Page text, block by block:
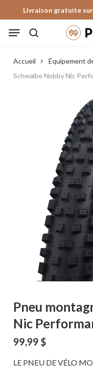
to
main
Livraison gratuite
Menu
Accueil Équipement
Schwalbe Nobby Nic
Pneu
Nic
99,99 $
LE PNEU DE VÉLO